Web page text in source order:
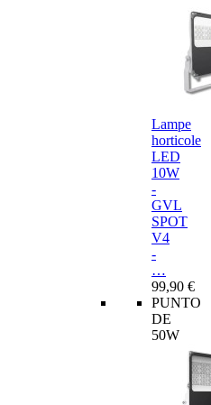
Lampe
horticole
LED
10W
-
GVL
SPOT
V4
-
…
99,90 €
PUNTO
DE
50W